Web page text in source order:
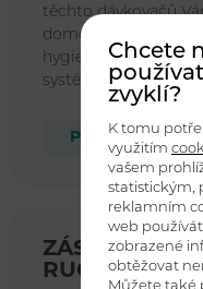
těchto dávkovačů
domov potřebnou
hygienických bodů
systémem nádobek
Prohlédnout
ZÁSOBNÍKY
RUČNÍKŮ
Chcete
zvyklí?
K tomu
využitím
vašem
statistickým,
reklamním
web
zobrazené
obtěžovat
Můžete také